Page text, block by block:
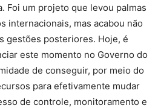
Foi um projeto que levou palmas
internacionais, mas acabou não
gestões posteriores. Hoje, é
este momento no Governo do
de conseguir, por meio do
para efetivamente mudar
de controle, monitoramento e